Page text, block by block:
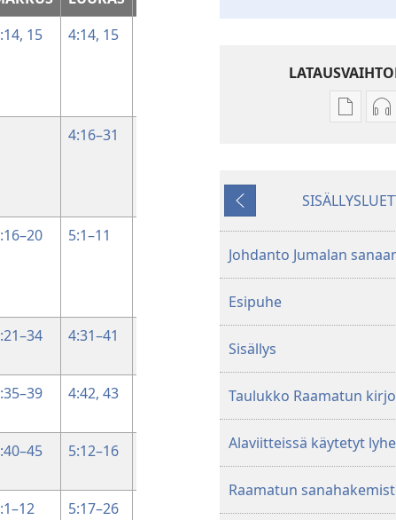
15 4:14, 15
4:16–31
5:1–11
4:31–41
4:42, 43
5:12–16
5:17–26
–
–
Edellinen
Johdanto Jumalan
Esipuhe
Sisällys
Taulukko Raamatun
Alaviitteissä käytetyt
Raamatun